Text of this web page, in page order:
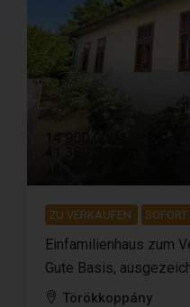
ZU VERKAUFEN
Einfamilienhaus zum
Gute Basis,
Törökkoppány